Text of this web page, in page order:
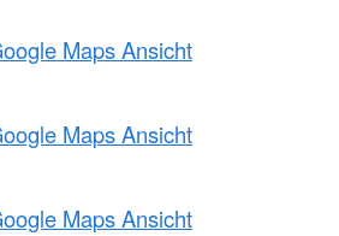
Maps Ansicht
Maps Ansicht
Maps Ansicht